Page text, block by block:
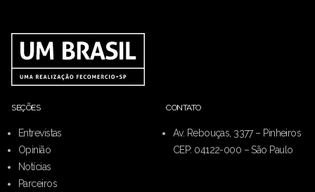
SEÇÕES
Entrevistas
Opinião
Notícias
Parceiros
CONTATO
Av. Rebouças, 3377 – Pinheiros
CEP: 04122-000 – São Paulo